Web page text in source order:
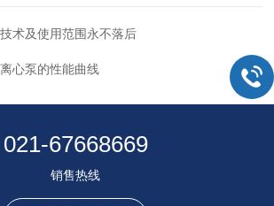
术及使用范围永不落后
心泵的性能曲线
021-67668669
销售热线